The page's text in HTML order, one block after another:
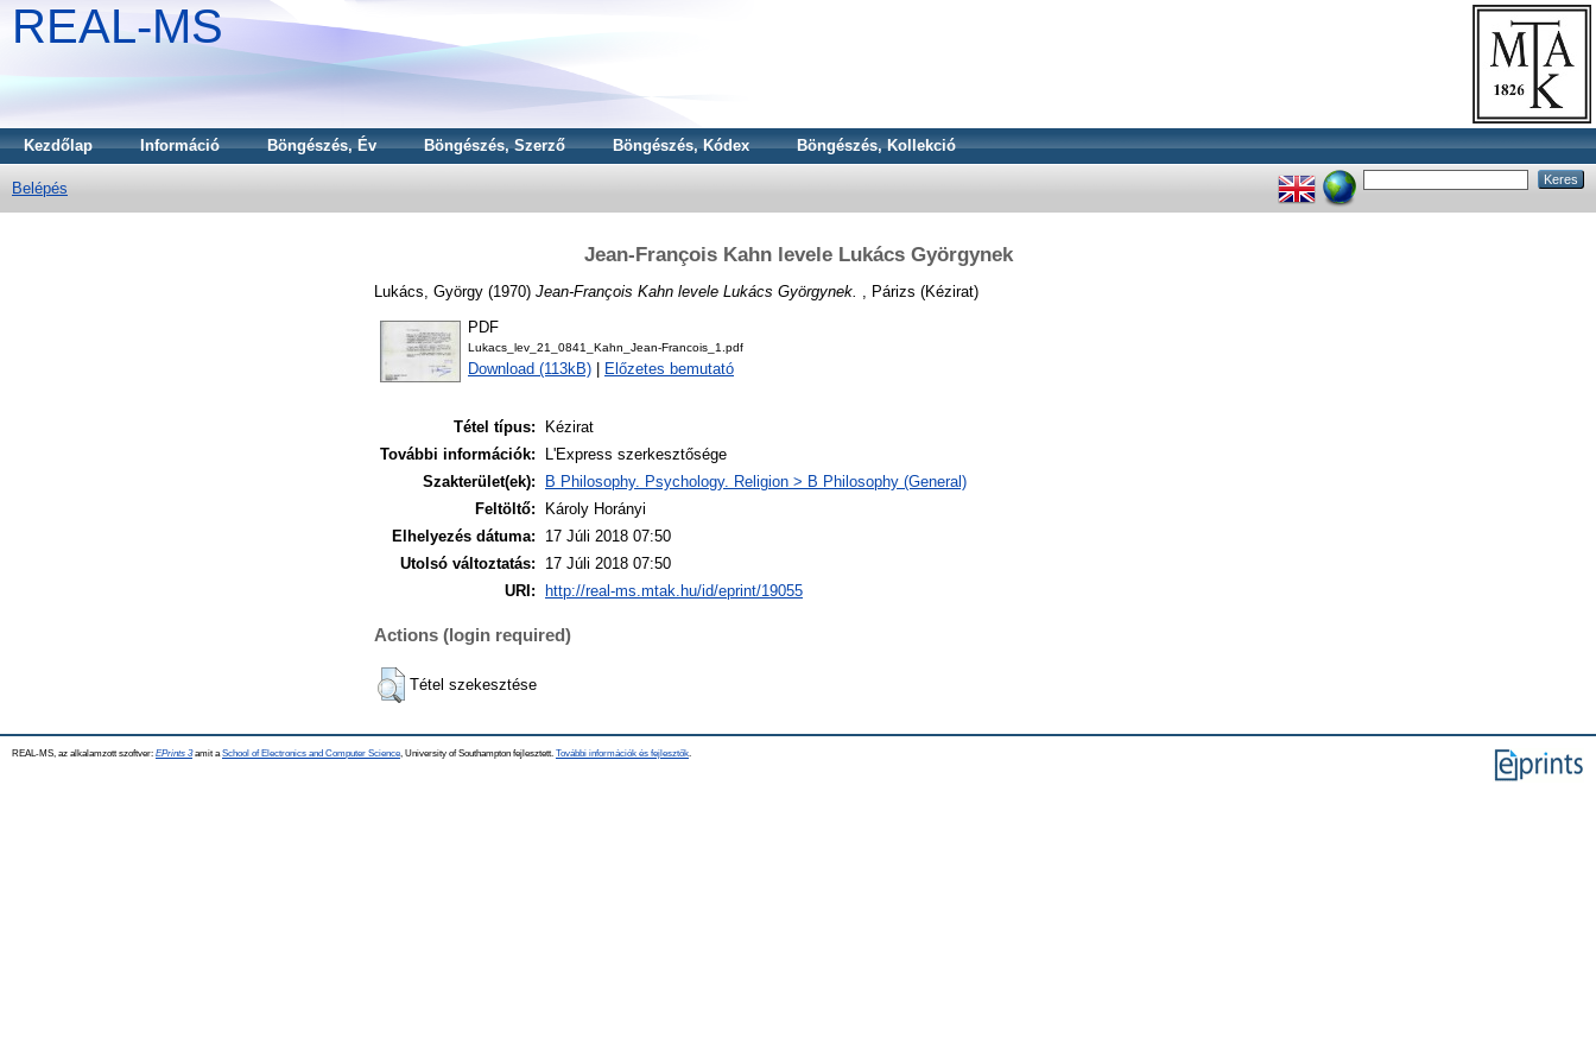
REAL-MS
Kezdőlap Információ Böngészés, Év Böngészés, Szerző Böngészés, Kódex Böngészés, Kollekció
Belépés
Jean-François Kahn levele Lukács Györgynek
Lukács, György (1970) Jean-François Kahn levele Lukács Györgynek. , Párizs (Kézirat)
PDF
Lukacs_lev_21_0841_Kahn_Jean-Francois_1.pdf
Download (113kB) Előzetes bemutató
Tétel típus:
Kézirat
További információk:
L'Express szerkesztősége
Szakterület(ek):
B Philosophy. Psychology. Religion > B Philosophy (General)
Feltöltő:
Károly Horányi
Elhelyezés dátuma:
17 Júli 2018 07:50
Utolsó változtatás:
17 Júli 2018 07:50
URI:
http://real-ms.mtak.hu/id/eprint/19055
Actions (login required)
Tétel szekesztése
REAL-MS, az alkalamzott szoftver: EPrints 3amit a School of Electronics and Computer Science , University of Southampton fejlesztett. További információk és fejlesztők